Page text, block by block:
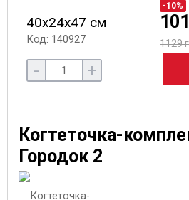
40х24х47 см
Код: 140927
-10%
1129
- +
Когтеточка-
Городок 2